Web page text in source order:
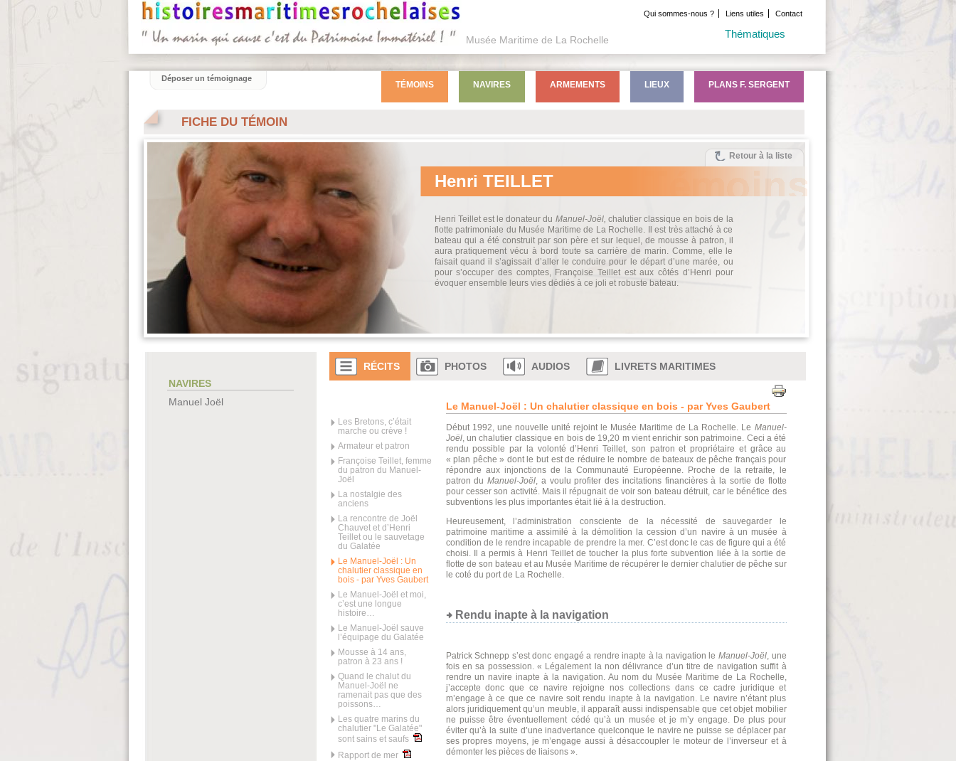
Musée Maritime de La Rochelle
Qui sommes-nous ? Liens utiles Contact
Thématiques
FICHE DU TÉMOIN
Retour à la liste
Henri TEILLET
Henri Teillet est le donateur du Manuel-Joël, chalutier classique en bois de la
flotte patrimoniale du Musée Maritime de La Rochelle. Il est très attaché à ce
bateau qui a été construit par son père et sur lequel, de mousse à patron, il
aura pratiquement vécu à bord toute sa carrière de marin. Comme, elle le
faisait quand il s’agissait d’aller le conduire pour le départ d’une marée, ou
pour s’occuper des comptes, Françoise Teillet est aux côtés d’Henri pour
évoquer ensemble leurs vies dédiés à ce joli et robuste bateau.
NAVIRES
Manuel Joël
RÉCITS PHOTOS AUDIOS LIVRETS MARITIMES
Les Bretons, c’était
marche ou crève !
Armateur et patron
Françoise Teillet, femme
du patron du Manuel-
Joël
La nostalgie des
anciens
La rencontre de Joël
Chauvet et d’Henri
Teillet ou le sauvetage
du Galatée
Le Manuel-Joël : Un
chalutier classique en
bois - par Yves Gaubert
Le Manuel-Joël et moi,
c’est une longue
histoire…
Le Manuel-Joël sauve
l’équipage du Galatée
Mousse à 14 ans,
patron à 23 ans !
Quand le chalut du
Manuel-Joël ne
ramenait pas que des
poissons…
Les quatre marins du
chalutier "Le Galatée"
sont sains et saufs
Rapport de mer
Le Manuel-Joël : Un chalutier classique en bois - par Yves Gaubert
Début 1992, une nouvelle unité rejoint le Musée Maritime de La Rochelle. Le Manuel-
Joël, un chalutier classique en bois de 19,20 m vient enrichir son patrimoine. Ceci a été
rendu possible par la volonté d’Henri Teillet, son patron et propriétaire et grâce au
« plan pêche » dont le but est de réduire le nombre de bateaux de pêche français pour
répondre aux injonctions de la Communauté Européenne. Proche de la retraite, le
patron duManuel-Joël, a voulu profiter des incitations financières à la sortie de flotte
pour cesser son activité. Mais il répugnait de voir son bateau détruit, car le bénéfice des
subventions les plus importantes était lié à la destruction.
Heureusement, l’administration consciente de la nécessité de sauvegarder le
patrimoine maritime a assimilé à la démolition la cession d’un navire à un musée à
condition de le rendre incapable de prendre la mer. C’est donc le cas de figure qui a été
choisi. Il a permis à Henri Teillet de toucher la plus forte subvention liée à la sortie de
flotte de son bateau et au Musée Maritime de récupérer le dernier chalutier de pêche sur
le coté du port de La Rochelle.
Rendu inapte à la navigation
Patrick Schnepp s’est donc engagé a rendre inapte à la navigation le Manuel-Joël, une
fois en sa possession. « Légalement la non délivrance d’un titre de navigation suffit à
rendre un navire inapte à la navigation. Au nom du Musée Maritime de La Rochelle,
j’accepte donc que ce navire rejoigne nos collections dans ce cadre juridique et
m’engage à ce que ce navire soit rendu inapte à la navigation. Le navire n’étant plus
alors juridiquement qu’un meuble, il apparaît aussi indispensable que cet objet mobilier
ne puisse être éventuellement cédé qu’à un musée et je m’y engage. De plus pour
éviter qu’à la suite d’une inadvertance quelconque le navire ne puisse se déplacer par
ses propres moyens, je m’engage aussi à désaccoupler le moteur de l’inverseur et à
démonter les pièces de liaisons ».
TÉMOINS NAVIRES ARMEMENTS LIEUX PLANS F. SERGENT
Déposer un témoignage